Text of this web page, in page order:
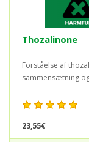
Thozalinone
Forståelse af
sammensætning
23,55€